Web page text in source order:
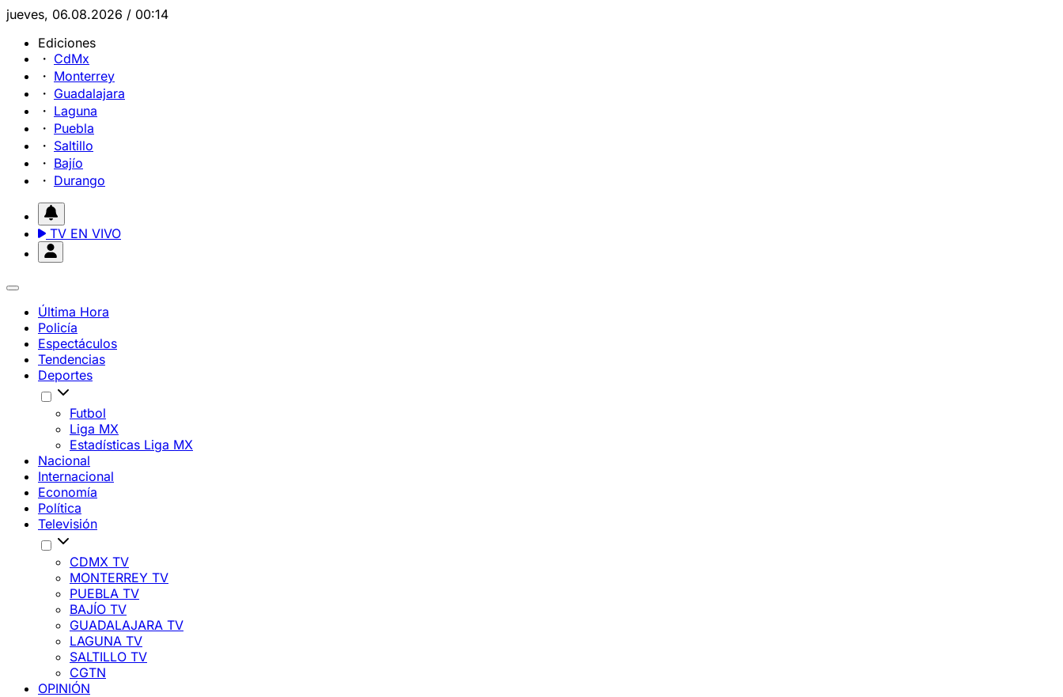
jueves, 06.08.2026 / 00:14
Ediciones
CdMx
Monterrey
Guadalajara
Laguna
Puebla
Saltillo
Bajío
Durango
TV EN VIVO
Última Hora
Policía
Espectáculos
Tendencias
Deportes
Futbol
Liga MX
Estadísticas Liga MX
Nacional
Internacional
Economía
Política
Televisión
CDMX TV
MONTERREY TV
PUEBLA TV
BAJÍO TV
GUADALAJARA TV
LAGUNA TV
SALTILLO TV
CGTN
OPINIÓN